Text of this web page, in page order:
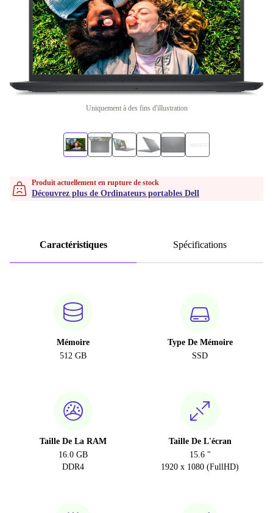
Uniquement à des fins d'illustration
Produit actuellement en rupture de stock
Découvrez plus de Ordinateurs portables Dell
Caractéristiques Spécifications
Mémoire
512 GB
Type De Mémoire
SSD
Taille De La RAM
16.0 GB
DDR4
Taille De L'écran
15.6 "
1920 x 1080 (FullHD)